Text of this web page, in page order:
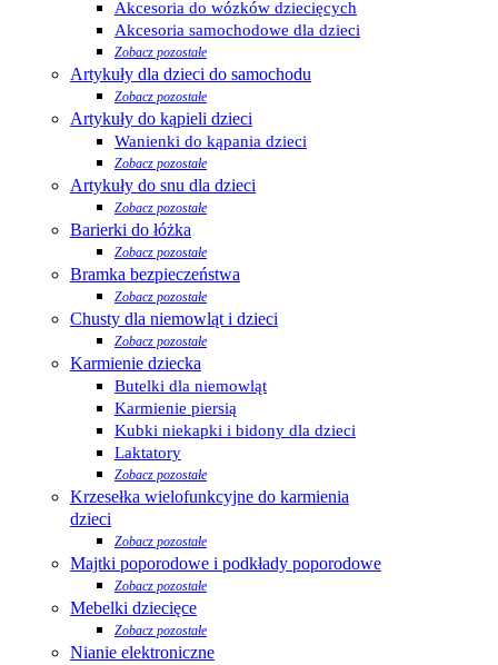
Akcesoria do wózków dziecięcych
Akcesoria samochodowe dla dzieci
Zobacz pozostałe
Artykuły dla dzieci do samochodu
Zobacz pozostałe
Artykuły do kąpieli dzieci
Wanienki do kąpania dzieci
Zobacz pozostałe
Artykuły do snu dla dzieci
Zobacz pozostałe
Barierki do łóżka
Zobacz pozostałe
Bramka bezpieczeństwa
Zobacz pozostałe
Chusty dla niemowląt i dzieci
Zobacz pozostałe
Karmienie dziecka
Butelki dla niemowląt
Karmienie piersią
Kubki niekapki i bidony dla dzieci
Laktatory
Zobacz pozostałe
Krzesełka wielofunkcyjne do karmienia
dzieci
Zobacz pozostałe
Majtki poporodowe i podkłady poporodowe
Zobacz pozostałe
Mebelki dziecięce
Zobacz pozostałe
Nianie elektroniczne